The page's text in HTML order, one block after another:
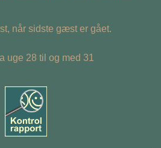
når sidste gæst er gået.
uge 28 til og med 31